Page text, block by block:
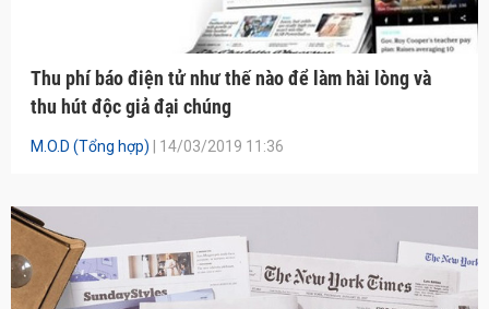
Thu phí báo điện tử như thế nào để làm hài lòng và
thu hút độc giả đại chúng
M.O.D (Tổng hợp) | 14/03/2019 11:36